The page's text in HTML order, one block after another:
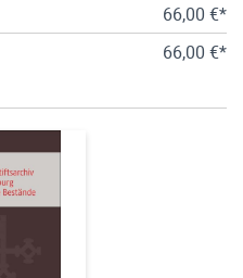
66,00 €*
66,00 €*